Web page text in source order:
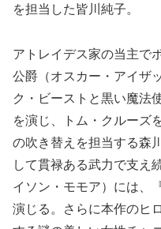
を担当した皆川純子。
アトレイデス家の当主で
公爵（オスカー・アイザ
ク・ビーストと黒い魔法
を演じ、トム・クルーズ
の吹き替えを担当する森
して貫禄ある武力で支え
イソン・モモア）には、
演じる。さらに本作のヒ